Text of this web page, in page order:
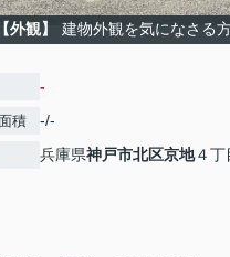
【外観】 建物外観を気になさる
-
積 -/-
兵庫県神戸市北区京地４丁